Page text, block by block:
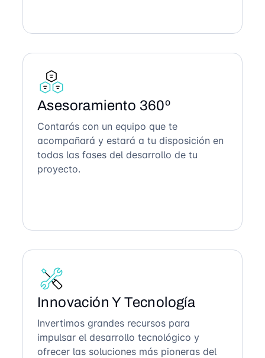
Asesoramiento 360º
Contarás con un equipo que te
acompañará y estará a tu disposición en
todas las fases del desarrollo de tu
proyecto.
Innovación Y Tecnología
Invertimos grandes recursos para
impulsar el desarrollo tecnológico y
ofrecer las soluciones más pioneras del